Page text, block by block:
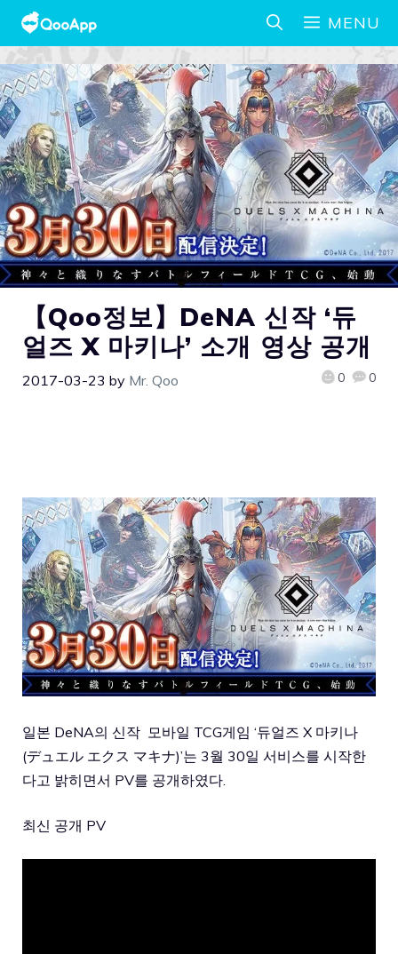
MENU
【Qoo정보】DeNA 신작 ‘듀
얼즈 X 마키나’ 소개 영상 공개
2017-03-23 by Mr. Qoo 0 0
일본 DeNA의 신작 모바일 TCG게임 ‘듀얼즈 X 마키나
(デュエル エクス マキナ)’는 3월 30일 서비스를 시작한
다고 밝히면서 PV를 공개하였다.
최신 공개 PV